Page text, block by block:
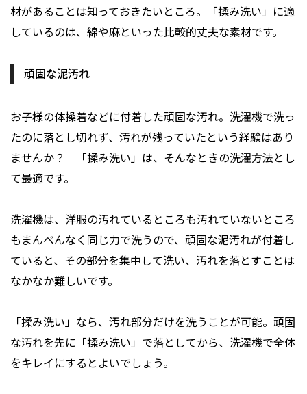
材があることは知っておきたいところ。「揉み洗い」に適
しているのは、綿や麻といった比較的丈夫な素材です。
頑固な泥汚れ
お子様の体操着などに付着した頑固な汚れ。洗濯機で洗っ
たのに落とし切れず、汚れが残っていたという経験はあり
ませんか？ 「揉み洗い」は、そんなときの洗濯方法とし
て最適です。
洗濯機は、洋服の汚れているところも汚れていないところ
もまんべんなく同じ力で洗うので、頑固な泥汚れが付着し
ていると、その部分を集中して洗い、汚れを落とすことは
なかなか難しいです。
「揉み洗い」なら、汚れ部分だけを洗うことが可能。頑固
な汚れを先に「揉み洗い」で落としてから、洗濯機で全体
をキレイにするとよいでしょう。